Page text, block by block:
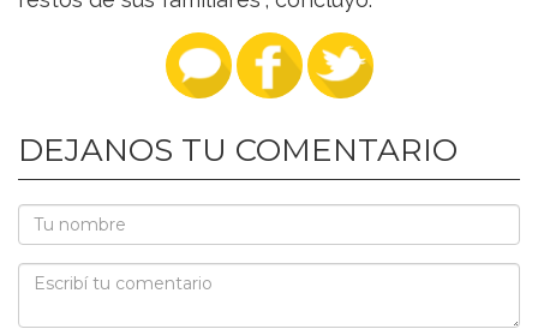
DEJANOS TU COMENTARIO